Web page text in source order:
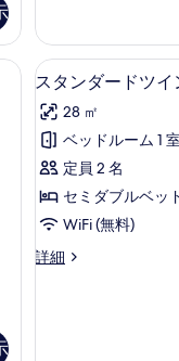
ー
ム,
禁
煙
(レ
ス
ト
ン
イ
ン
ル
ー
ム,
禁
煙
(レ
ト
ラ
側
コン用作業スペース、遮光
ス
タ
ン
ダ
ー
ド
イ
1
スタンダードツ
28 ㎡
ベッドルーム 1 室
定員 2 名
セミダブルベッ
WiFi (無料)
詳細
ス